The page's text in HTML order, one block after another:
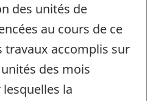
des unités de
au cours de ce
travaux accomplis sur
des mois
la